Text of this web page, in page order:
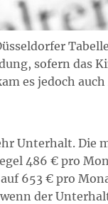
sofern das
es jedoch
Unterhalt. Die
486 € pro
653 € pro
der